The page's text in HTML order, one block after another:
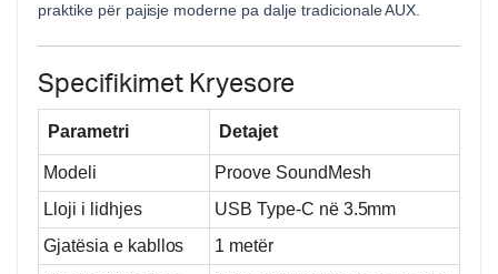
praktike për pajisje moderne pa dalje tradicionale AUX.
Specifikimet Kryesore
Parametri Detajet
Modeli
Proove SoundMesh
Lloji i lidhjes
USB Type-C në 3.5mm
Gjatësia e kabllos
1 metër